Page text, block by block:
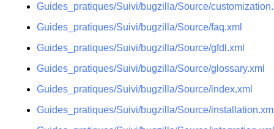
Guides_pratiques/Suivi/bugzilla/Source/
Guides_pratiques/Suivi/bugzilla/Source/faq.xml
Guides_pratiques/Suivi/bugzilla/Source/gfdl.xml
Guides_pratiques/Suivi/bugzilla/Source/glossary.xml
Guides_pratiques/Suivi/bugzilla/Source/index.xml
Guides_pratiques/Suivi/bugzilla/Source/